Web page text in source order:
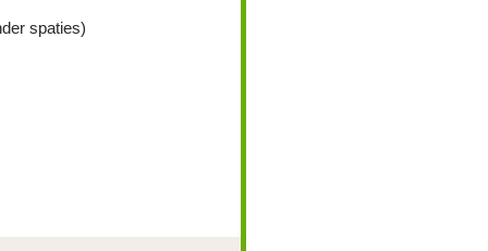
spaties)